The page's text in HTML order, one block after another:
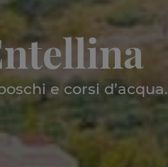
e corsi d’acqua.